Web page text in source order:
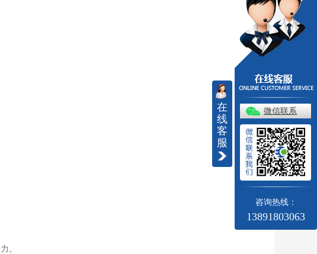
。
在
线
客
服
微信联系
咨询热线：
13891803063